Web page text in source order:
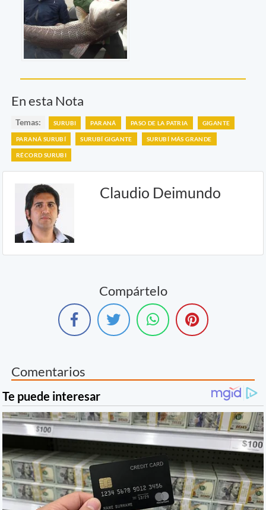
En esta Nota
Temas: SURUBI PARANÁ PASO DE LA PATRIA GIGANTE
PARANÁ SURUBÍ SURUBÍ GIGANTE SURUBÍ MÁS GRANDE
RÉCORD SURUBI
Claudio Deimundo
Compártelo
Comentarios